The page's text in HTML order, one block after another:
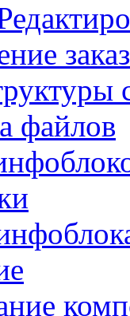
файлов